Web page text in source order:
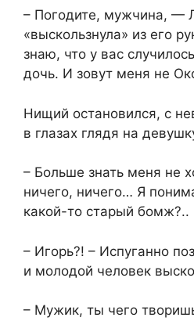
– Погодите, мужчина, —
«выскользнула» из его
знаю, что у вас
дочь. И зовут меня не
Нищий остановился, с
в глазах глядя на
– Больше знать меня не
ничего, ничего… Я
какой-то старый бомж?..
– Игорь?! – Испуганно
и молодой человек
– Мужик, ты чего